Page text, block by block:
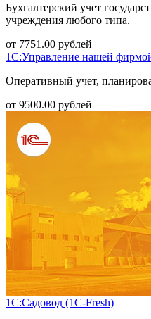
Бухгалтерский учет
учреждения любого типа.
от 7751.00 рублей
1С:Управление нашей
Оперативный учет,
от 9500.00 рублей
1С:Садовод (1С-Fresh)